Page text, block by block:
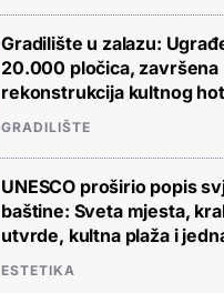
Gradilište u zalazu:
20.000 pločica, završena
rekonstrukcija kultnog
GRADILIŠTE
UNESCO proširio popis
baštine: Sveta mjesta,
utvrde, kultna plaža i
ESTETIKA